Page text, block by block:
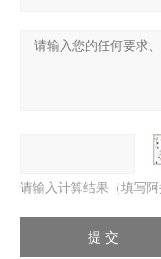
请输入计算结果（填写